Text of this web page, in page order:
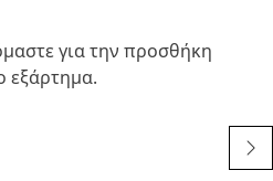
για την προσθήκη
εξάρτημα.